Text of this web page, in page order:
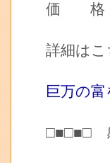
価 格
詳細はこ
巨万の
□■□■□